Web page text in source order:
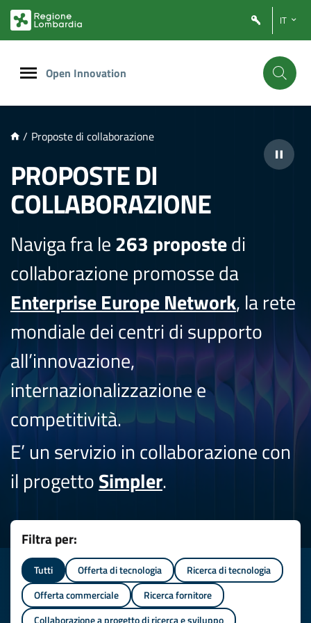
PRINCIPALE
IT
Open Innovation
/ Proposte di collaborazione
PROPOSTE DI
COLLABORAZIONE
Naviga fra le263 propostedi
collaborazione promosse da
Enterprise Europe Network, la rete
mondiale dei centri di supporto
all’innovazione,
internazionalizzazione e
competitività.
E’ un servizio in collaborazione con
il progettoSimpler.
Filtra per:
Tutti Offerta di tecnologia
Ricerca di tecnologia
Offerta commerciale
Ricerca fornitore
Collaborazione a progetto di ricerca e sviluppo